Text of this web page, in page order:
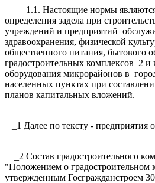
1.1. Настоящие нормы являются
определения задела при
учреждений и предприятий
здравоохранения, физической
общественного питания, бытового
градостроительных комплексов_2
оборудования микрорайонов в
населенных пунктах при
планов капитальных вложений.
_1 Далее по тексту - предприятия
_2 Состав градостроительного
"Положением о градостроительном
утвержденным Госгражданстроем